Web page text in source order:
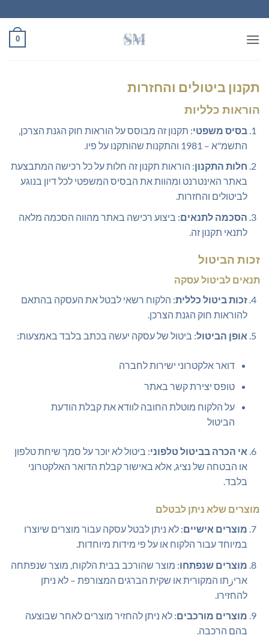
to
content
0
תקנון ביטולים והחזרות
הוראות כלליות
בסיס משפטי: תקנון זה מבוסס על הוראות חוק הגנת הצרכן,
התשמ"א – 1981 והתקנות שהותקנו על פיו.
חלות התקנון: הוראות תקנון זה חלות על כל רכישה המתבצעת
באתר האינטרנט ומהוות את הבסיס המשפטי לכל דיון בנוגע
לביטולים והחזרות.
הסכמה לתנאים: ביצוע רכישה באתר מהווה הסכמה מלאה
לתנאי תקנון זה.
זכות הביטול
תנאים לביטול עסקה
זכות ביטול כללית: הלקוח רשאי לבטל את העסקה בהתאם
להוראות חוק הגנת הצרכן.
אופן הביטול: ביטול של עסקה יעשה בכתב בלבד באמצעות:
דואר אלקטרוני ישירות לחברה
טופס יצירת קשר באתר
על הלקוח מוטלת החובה לוודא את קבלת הודעת
הביטול
אי הכרה בביטול טלפוני: ביטול לא יוכר על סמך שיחת טלפון
או הבטחה של נציג, אלא באישור קבלת הדואר האלקטרוני
בלבד.
מוצרים שלא ניתן לבטלם
מוצרים אישיים: לא ניתן לבטל עסקה עבור מוצרים שיוצרו
במיוחד עבור הלקוח או על פי מידות מיוחדות.
מוצרים שנפתחו: מוצר שהורכב בבית הלקוח, מוצר שנפתחה
אריزתו המקורית או שקית הברגים המצורפת – לא ניתן
להחזירו.
מוצרים מורכבים: לא ניתן להחזיר מוצרים לאחר שבוצעה
בהם הרכבה.